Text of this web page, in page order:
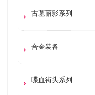
古墓丽影系列
合金装备
喋血街头系列